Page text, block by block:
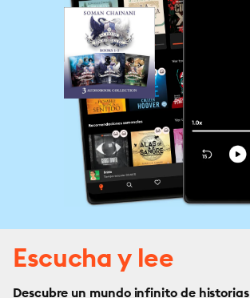
Escucha y lee
Descubre un mundo infinito de historias